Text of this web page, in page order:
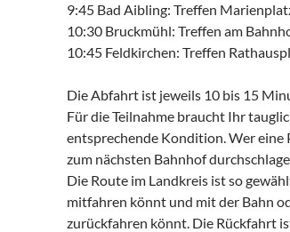
9:45 Bad Aibling: Treffen
10:30 Bruckmühl: Treffen am
10:45 Feldkirchen: Treffen
Die Abfahrt ist jeweils 10 bis 15
Für die Teilnahme braucht Ihr
entsprechende Kondition. Wer eine
zum nächsten Bahnhof
Die Route im Landkreis ist so
mitfahren könnt und mit der Bahn
zurückfahren könnt. Die Rückfahrt